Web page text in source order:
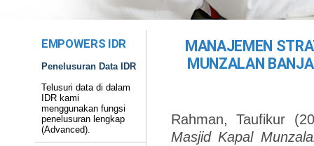
EMPOWERS IDR
Penelusuran Data IDR
Telusuri data di dalam
IDR kami
menggunakan fungsi
penelusuran lengkap
(Advanced).
MANAJEMEN
MUNZALAN
Rahman, Taufikur
Masjid Kapal